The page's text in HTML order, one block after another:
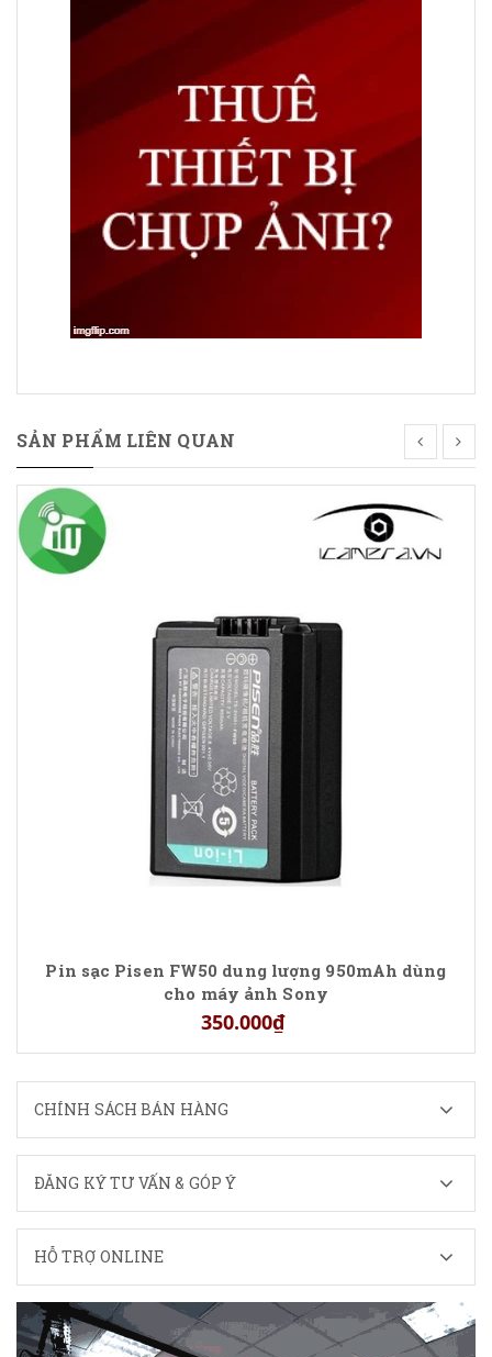
SẢN PHẨM LIÊN QUAN
Pin sạc Pisen FW50 dung lượng 950mAh dùng
cho máy ảnh Sony
350.000₫
CHÍNH SÁCH BÁN HÀNG
ĐĂNG KÝ TƯ VẤN & GÓP Ý
HỖ TRỢ ONLINE